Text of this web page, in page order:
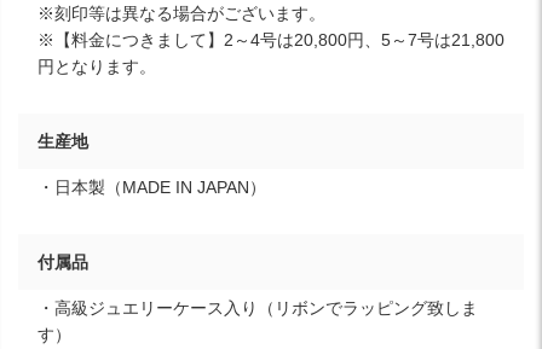
※刻印等は異なる場合がございます。
※【料金につきまして】2～4号は20,800円、5～7号は21,800
円となります。
生産地
・日本製（MADE IN JAPAN）
付属品
・高級ジュエリーケース入り（リボンでラッピング致しま
す）